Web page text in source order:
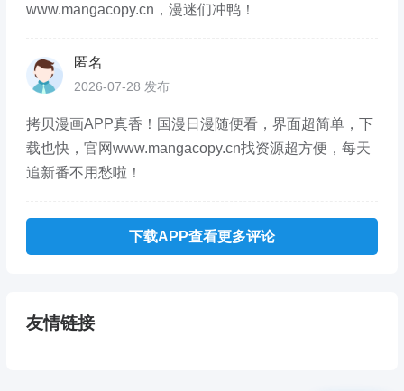
www.mangacopy.cn，漫迷们冲鸭！
匿名
2026-07-28 发布
拷贝漫画APP真香！国漫日漫随便看，界面超简单，下
载也快，官网www.mangacopy.cn找资源超方便，每天
追新番不用愁啦！
下载APP查看更多评论
友情链接